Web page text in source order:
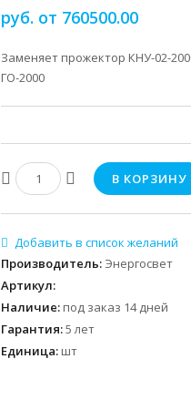
руб. от 760500.00
Заменяет прожектор КНУ-02-
ГО-2000
Производитель: Энергосвет
Артикул:
Наличие: под заказ 14 дней
Гарантия:5 лет
Единица: шт